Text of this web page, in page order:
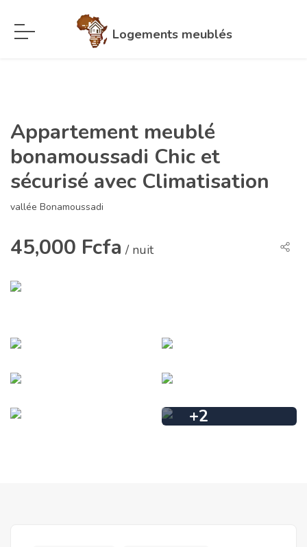
Logements meublés
Appartement meublé
bonamoussadi Chic et
sécurisé avec Climatisation
vallée Bonamoussadi
45,000 Fcfa / nuit
+2